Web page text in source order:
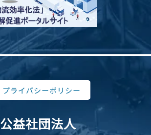
プライバシーポリシー
公益社団法人